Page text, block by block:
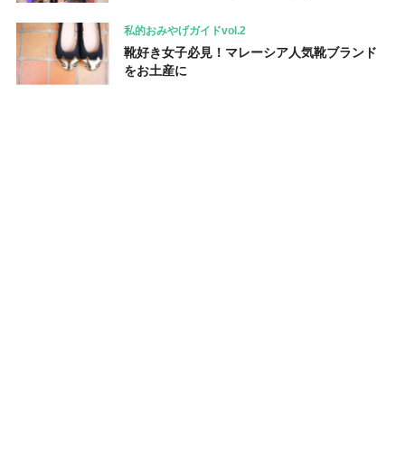
私的おみやげガイドvol.2
靴好き女子必見！マレーシア人気靴ブランド
をお土産に